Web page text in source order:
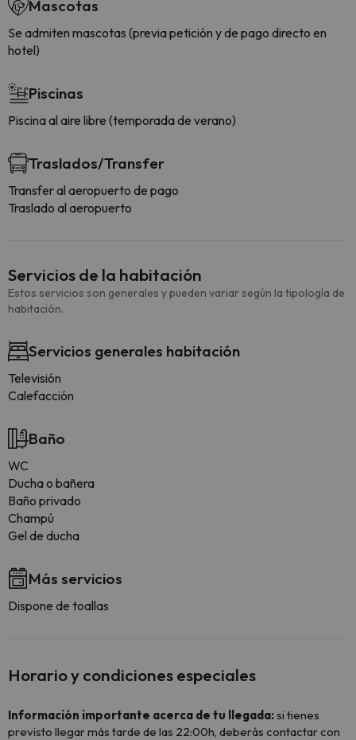
Mascotas
Se admiten mascotas (previa petición y de pago directo en
hotel)
Piscinas
Piscina al aire libre (temporada de verano)
Traslados/Transfer
Transfer al aeropuerto de pago
Traslado al aeropuerto
Servicios de la habitación
Estos servicios son generales y pueden variar según la tipología de
habitación.
Servicios generales habitación
Televisión
Calefacción
Baño
WC
Ducha o bañera
Baño privado
Champú
Gel de ducha
Más servicios
Dispone de toallas
Horario y condiciones especiales
Información importante acerca de tu llegada:si tienes
previsto llegar más tarde de las 22:00h, deberás contactar con